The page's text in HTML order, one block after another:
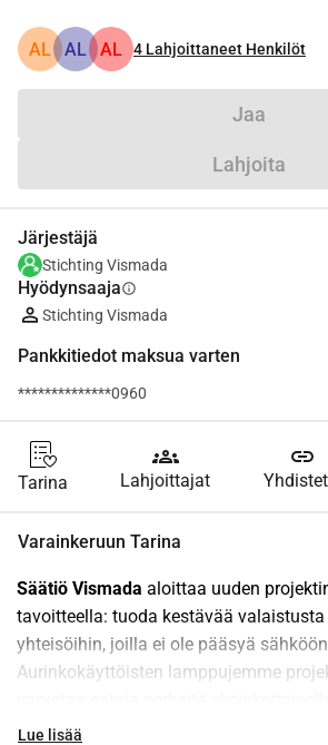
AL AL AL 4 Lahjoittaneet Henkilöt
Jaa
Lahjoita
Järjestäjä
Stichting Vismada
Hyödynsaajainfo
Stichting Vismada
Pankkitiedot maksua varten
**************0960
Tarina
groups
Lahjoittajat
link
Varainkeruun Tarina
Säätiö Vismada aloittaa uuden
tavoitteella: tuoda kestävää
yhteisöihin, joilla ei ole pääsyä
Aurinkokäyttöisten lamppujemme
ratkaisulla: pienellä lampulla, joka
Lue lisää